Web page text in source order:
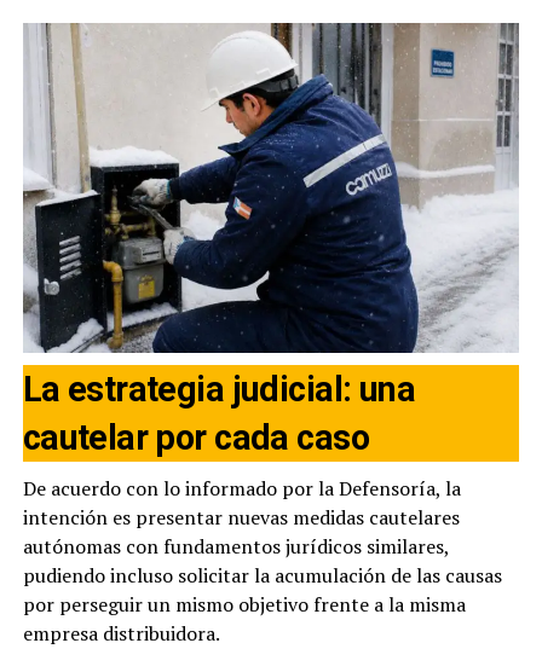
La estrategia judicial: una
cautelar por cada caso
De acuerdo con lo informado por la Defensoría, la
intención es presentar nuevas medidas cautelares
autónomas con fundamentos jurídicos similares,
pudiendo incluso solicitar la acumulación de las causas
por perseguir un mismo objetivo frente a la misma
empresa distribuidora.